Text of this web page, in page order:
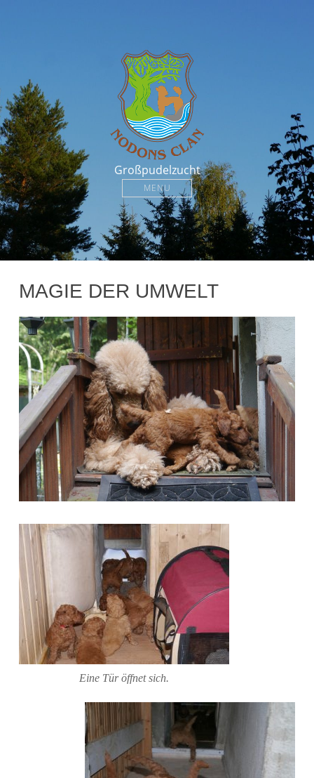
Großpudelzucht
MENU
MAGIE DER UMWELT
Eine Tür öffnet sich.